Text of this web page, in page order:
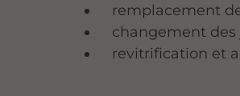
remplacement
changement des
revitrification et